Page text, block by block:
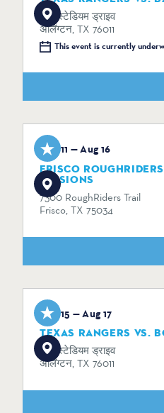
734 स्टेडियम ड्राइव
अर्लिंग्टन, TX 76011
This event is currently
Aug 11 — Aug 16
FRISCO
MISSIONS
7300 RoughRiders Trail
Frisco, TX 75034
Aug 15 — Aug 17
TEXAS RANGERS VS.
734 स्टेडियम ड्राइव
अर्लिंग्टन, TX 76011